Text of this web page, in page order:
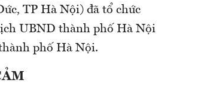
TP Hà Nội) đã tổ chức
UBND thành phố Hà Nội
phố Hà Nội.